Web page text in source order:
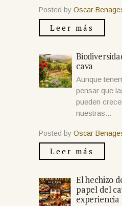
Posted by Oscar
Leer más
cava
Aunque
pensar que
pueden
nuestras...
Posted by Oscar
Leer más
El hechizo
papel del